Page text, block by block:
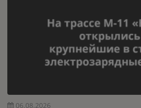
06.08.2026